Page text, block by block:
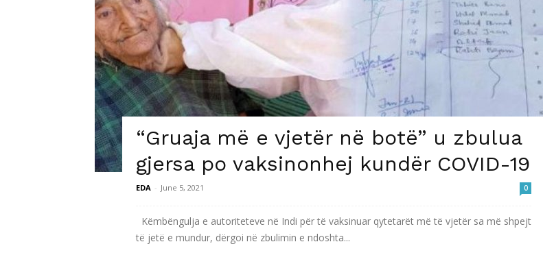
“Gruaja më e vjetër në botë” u zbulua
gjersa po vaksinonhej kundër COVID-19
EDA - June 5, 2021 0
Këmbëngulja e autoriteteve në Indi për të vaksinuar qytetarët më të vjetër sa më shpejt
të jetë e mundur, dërgoi në zbulimin e ndoshta...